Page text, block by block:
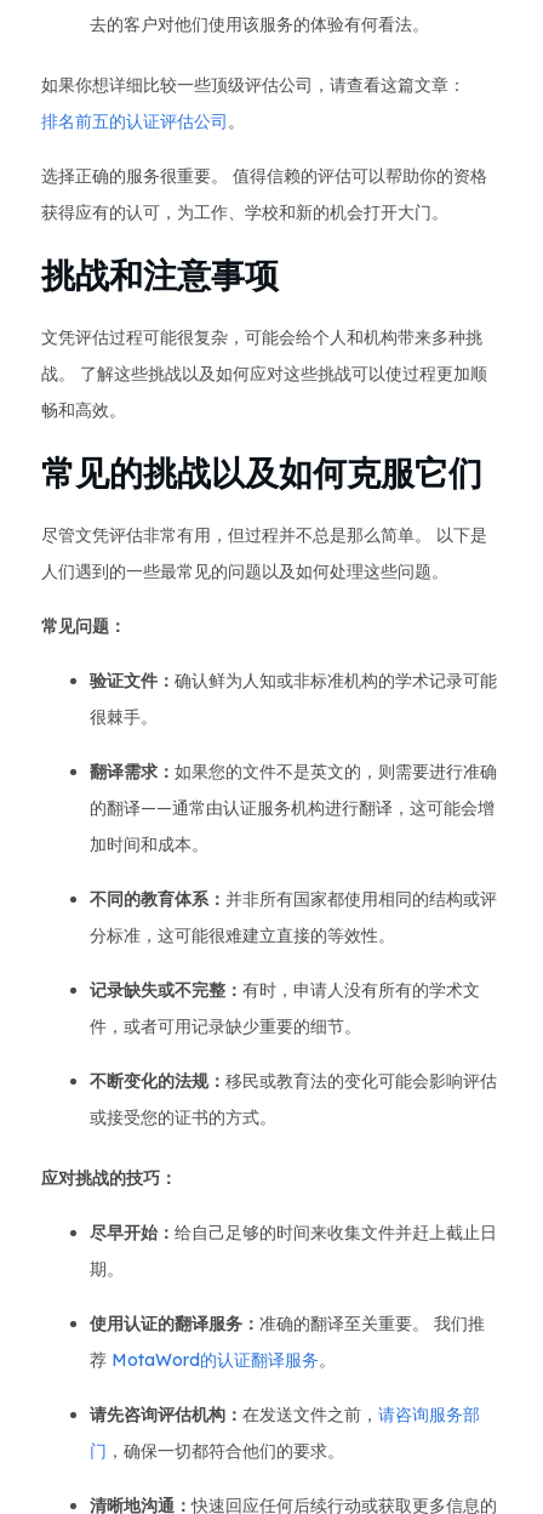
去的客户对他们使用该服务的体验有何看法。
如果你想详细比较一些顶级评估公司，请查看这篇文章：
排名前五的认证评估公司。
选择正确的服务很重要。 值得信赖的评估可以帮助你的资格
获得应有的认可，为工作、学校和新的机会打开大门。
挑战和注意事项
文凭评估过程可能很复杂，可能会给个人和机构带来多种挑
战。 了解这些挑战以及如何应对这些挑战可以使过程更加顺
畅和高效。
常见的挑战以及如何克服它们
尽管文凭评估非常有用，但过程并不总是那么简单。 以下是
人们遇到的一些最常见的问题以及如何处理这些问题。
常见问题：
验证文件： 确认鲜为人知或非标准机构的学术记录可能
很棘手。
翻译需求： 如果您的文件不是英文的，则需要进行准确
的翻译——通常由认证服务机构进行翻译，这可能会增
加时间和成本。
不同的教育体系： 并非所有国家都使用相同的结构或评
分标准，这可能很难建立直接的等效性。
记录缺失或不完整： 有时，申请人没有所有的学术文
件，或者可用记录缺少重要的细节。
不断变化的法规： 移民或教育法的变化可能会影响评估
或接受您的证书的方式。
应对挑战的技巧：
尽早开始： 给自己足够的时间来收集文件并赶上截止日
期。
使用认证的翻译服务： 准确的翻译至关重要。 我们推
荐 MotaWord的认证翻译服务。
请先咨询评估机构： 在发送文件之前， 请咨询服务部
门 ，确保一切都符合他们的要求。
清晰地沟通：快速回应任何后续行动或获取更多信息的